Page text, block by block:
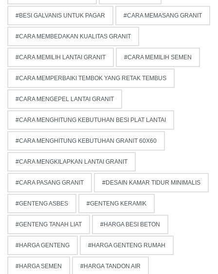
BESI GALVANIS UNTUK PAGAR CARA MEMASANG GRANIT
CARA MEMBEDAKAN KUALITAS GRANIT
CARA MEMILIH LANTAI GRANIT CARA MEMILIH SEMEN
CARA MEMPERBAIKI TEMBOK YANG RETAK TEMBUS
CARA MENGEPEL LANTAI GRANIT
CARA MENGHITUNG KEBUTUHAN BESI PLAT LANTAI
CARA MENGHITUNG KEBUTUHAN GRANIT 60X60
CARA MENGKILAPKAN LANTAI GRANIT
CARA PASANG GRANIT DESAIN KAMAR TIDUR MINIMALIS
GENTENG ASBES GENTENG KERAMIK
GENTENG TANAH LIAT HARGA BESI BETON
HARGA GENTENG HARGA GENTENG RUMAH
HARGA SEMEN HARGA TANDON AIR